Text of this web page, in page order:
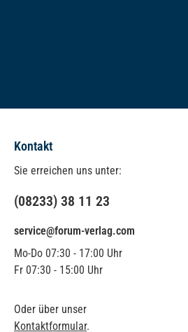
Kontakt
Sie erreichen uns unter:
(08233) 38 11 23
service@forum-verlag.com
Mo-Do 07:30 - 17:00 Uhr
Fr 07:30 - 15:00 Uhr
Oder über unser
Kontaktformular.